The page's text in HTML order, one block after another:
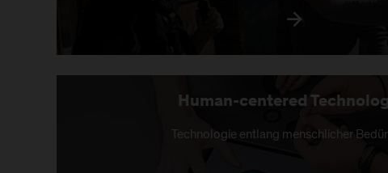
Human-centered
Technologie entlang menschlicher